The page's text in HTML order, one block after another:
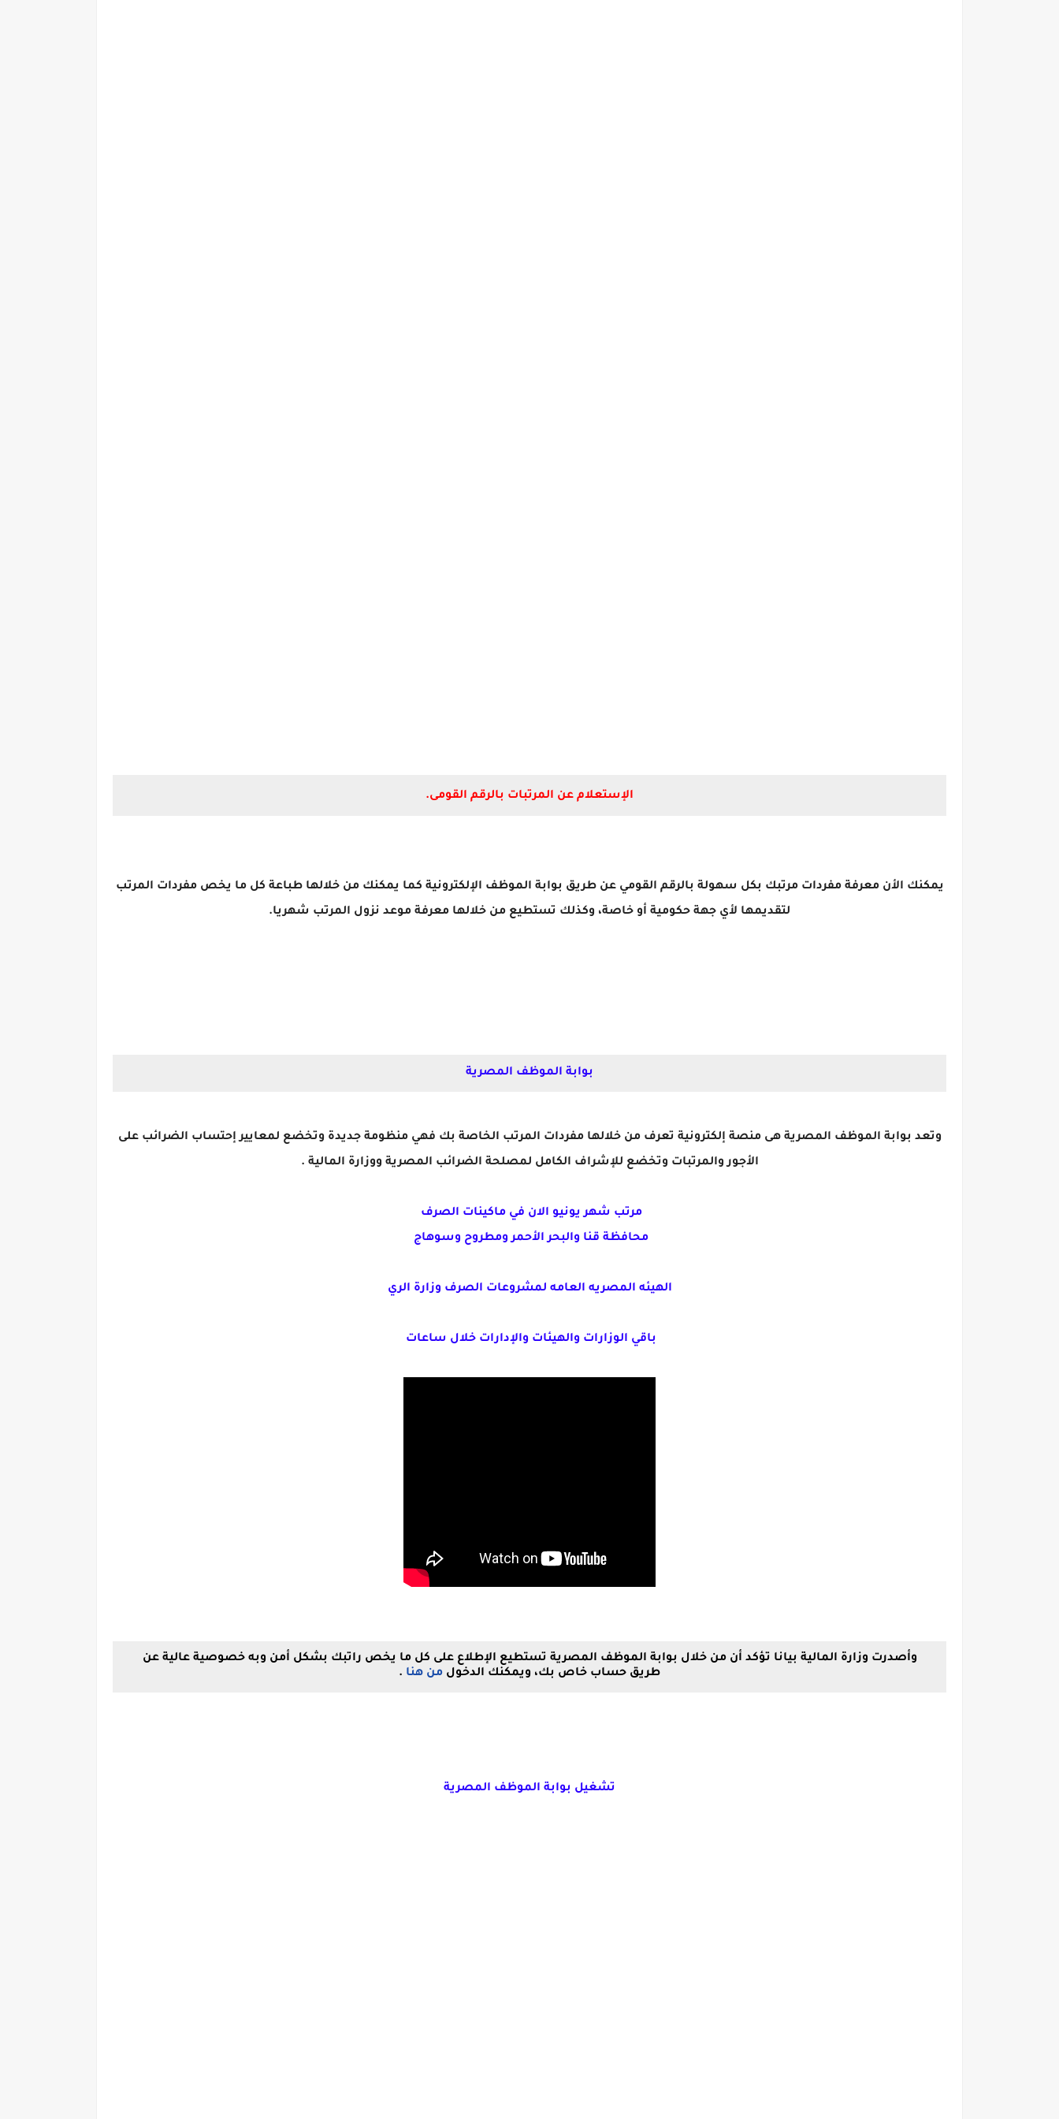
الإستعلام عن المرتبات بالرقم القومى.
يمكنك الأن معرفة مفردات مرتبك بكل سهولة بالرقم القومي عن طريق بوابة الموظف الإلكترونية كما يمكنك من خلالها طباعة كل ما يخص مفردات المرتب
لتقديمها لأي جهة حكومية أو خاصة، وكذلك تستطيع من خلالها معرفة موعد نزول المرتب شهريا.
بوابة الموظف المصرية
وتعد بوابة الموظف المصرية هى منصة إلكترونية تعرف من خلالها مفردات المرتب الخاصة بك فهي منظومة جديدة وتخضع لمعايير إحتساب الضرائب على
الأجور والمرتبات وتخضع للإشراف الكامل لمصلحة الضرائب المصرية ووزارة المالية .
مرتب شهر يونيو الان في ماكينات الصرف
محافظة قنا والبحر الأحمر ومطروح وسوهاج
الهيئه المصريه العامه لمشروعات الصرف وزارة الري
باقي الوزارات والهيئات والإدارات خلال ساعات
وأصدرت وزارة المالية بيانا تؤكد أن من خلال بوابة الموظف المصرية تستطيع الإطلاع على كل ما يخص راتبك بشكل أمن وبه خصوصية عالية عن
طريق حساب خاص بك، ويمكنك الدخول من هنا .
تشغيل بوابة الموظف المصرية